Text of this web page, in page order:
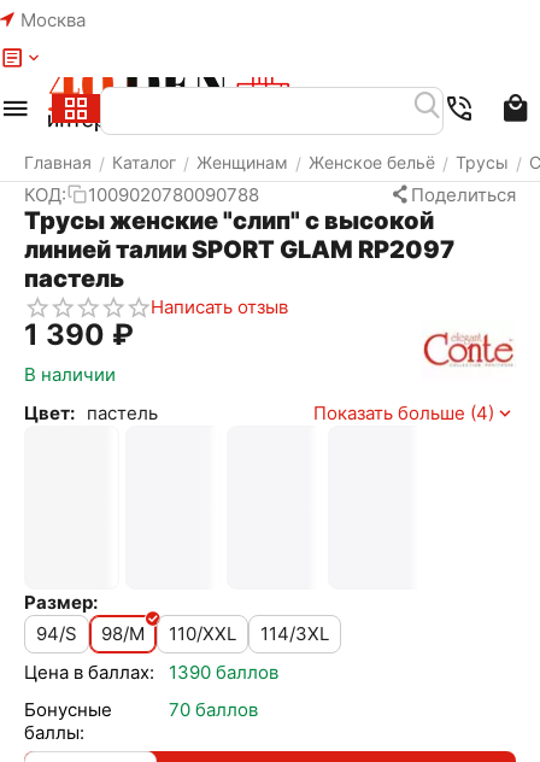
Москва
Главная / Каталог / Женщинам / Женское бельё / Трусы /
КОД: 1009020780090788 Поделиться
Трусы женские "слип" с высокой
линией талии SPORT GLAM RP2097
пастель
Написать отзыв
1 390 ₽
В наличии
Цвет: пастель Показать больше (4)
Размер:
94/S
98/M 110/XXL
114/3XL
Цена в баллах:
1390 баллов
Бонусные
баллы:
70 баллов
Меню